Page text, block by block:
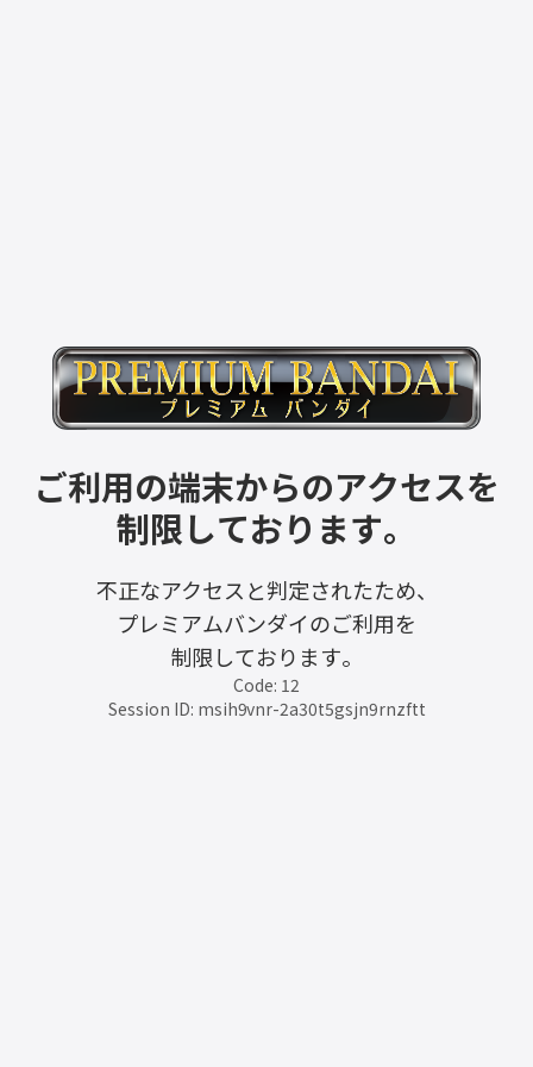
ご利用の端末からのアクセスを
制限しております。
不正なアクセスと判定されたため、
プレミアムバンダイのご利用を
制限しております。
Code: 12
Session ID: msih9vnr-2a30t5gsjn9rnzftt